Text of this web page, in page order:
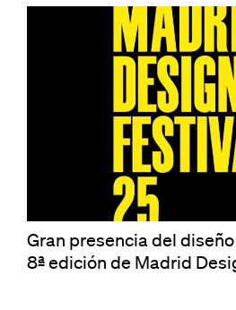
Gran presencia del
8ª edición de Madrid